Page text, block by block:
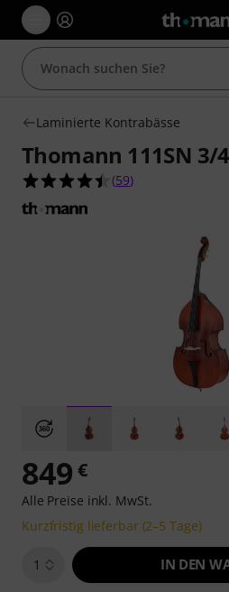
Laminierte Kontrabässe
Thomann 111SN 3/
4.4 von 5 Sternen
(59)
849 €
Alle Preise inkl. MwSt.
Kurzfristig lieferbar (2–5 Tage)
1 IN DEN